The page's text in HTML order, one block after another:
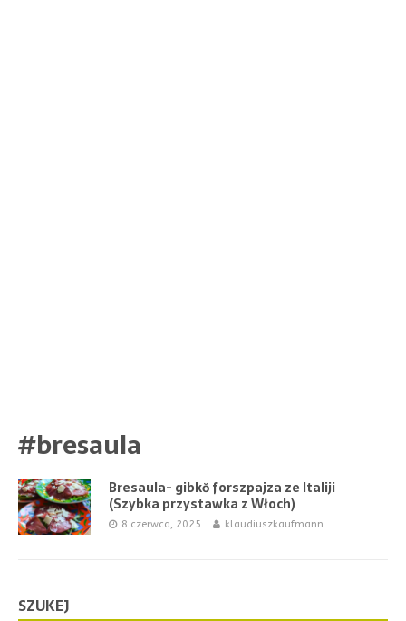
#bresaula
Bresaula- gibkŏ forszpajza ze Italiji
(Szybka przystawka z Włoch)
8 czerwca, 2025 klaudiuszkaufmann
SZUKEJ